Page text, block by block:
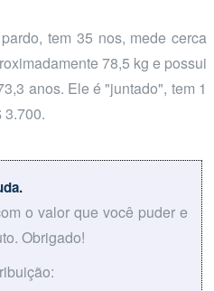
tem 35 nos, mede cerca
78,5 kg e possui
anos. Ele é "juntado", tem 1
3.700.
o valor que você puder e
Obrigado!